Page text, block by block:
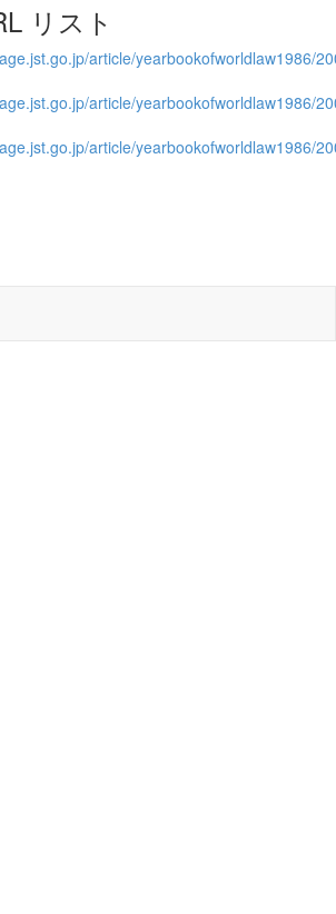
リスト
article/yearbookofworldlaw1986/
article/yearbookofworldlaw1986/
article/yearbookofworldlaw1986/